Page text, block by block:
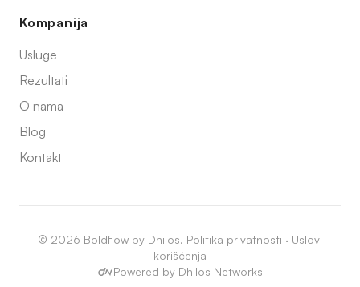
Kompanija
Usluge
Rezultati
O nama
Blog
Kontakt
© 2026 Boldflow by Dhilos. Politika privatnosti · Uslovi
korišćenja
Powered by Dhilos Networks